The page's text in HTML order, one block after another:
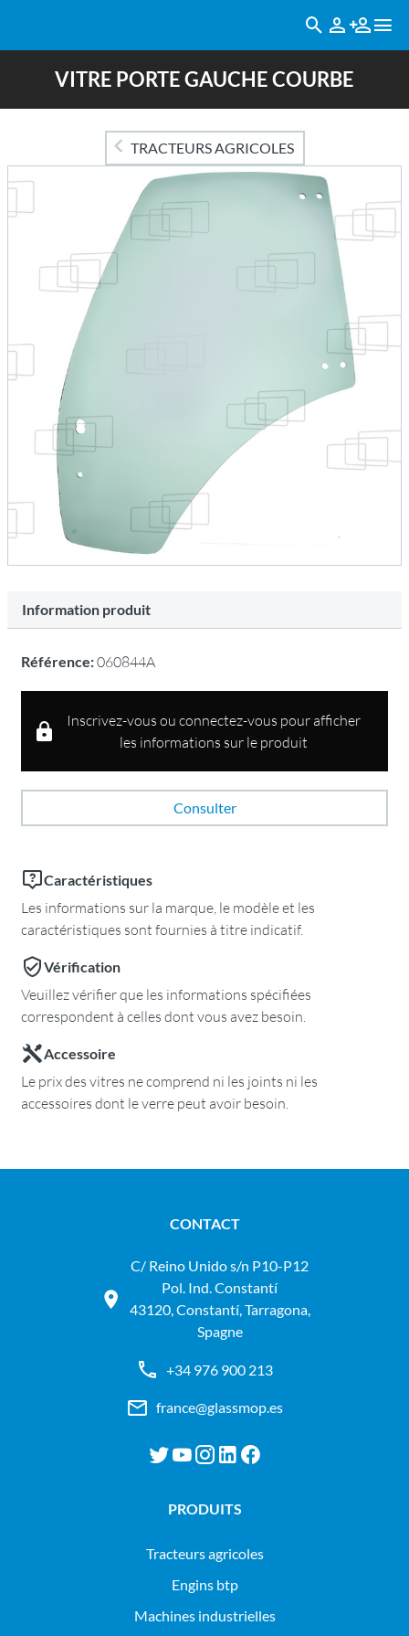
VITRE PORTE GAUCHE COURBE
TRACTEURS AGRICOLES
Information produit
Référence:060844A
Inscrivez-vous ou connectez-vous pour afficher
les informations sur le produit
Consulter
Caractéristiques
Les informations sur la marque, le modèle et les
caractéristiques sont fournies à titre indicatif.
Vérification
Veuillez vérifier que les informations spécifiées
correspondent à celles dont vous avez besoin.
Accessoire
Le prix des vitres ne comprend ni les joints ni les
accessoires dont le verre peut avoir besoin.
CONTACT
C/ Reino Unido s/n P10-P12
Pol. Ind. Constantí
43120, Constantí, Tarragona,
Spagne
+34 976 900 213
france@glassmop.es
PRODUITS
tracteurs agricoles
engins btp
machines industrielles